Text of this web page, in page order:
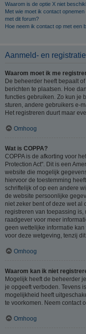
Waarom is de optie X niet
Met wie moet ik contact
met dit forum?
Hoe neem ik contact op met een
Aanmeld- en
Waarom moet ik me
De beheerder heeft bepaalt
berichten te plaatsen. Hoe
functies gebruiken. Zo kun je
sturen, andere gebruikers e-
Het registreren duurt maar
Omhoog
Wat is COPPA?
COPPA is de afkorting voor
Protection Act". Dit is een
website die mogelijk
hiervoor de toestemming
schriftelijk of op een andere
de website persoonlijke
niet zeker bent of deze wet al
registreren van toepassing
raadgever voor meer
geen wettelijke informatie
voor deze wetgeving, tenzij
Omhoog
Waarom kan ik niet
Mogelijk heeft de beheerder
je opgeeft verboden. Tevens
mogelijkheid heeft
te voorkomen. Neem contact
Omhoog